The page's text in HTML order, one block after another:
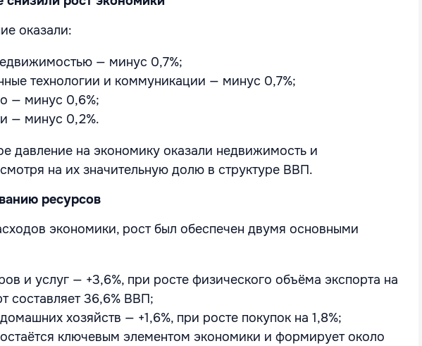
оказали:
— минус 0,7%;
технологии и коммуникации — минус 0,7%;
— минус 0,6%;
— минус 0,2%.
давление на экономику оказали недвижимость и
на их значительную долю в структуре ВВП.
ресурсов
экономики, рост был обеспечен двумя основными
и услуг — +3,6%, при росте физического объёма экспорта на
составляет 36,6% ВВП;
хозяйств — +1,6%, при росте покупок на 1,8%;
ключевым элементом экономики и формирует около